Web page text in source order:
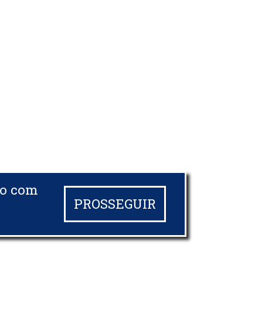
com
PROSSEGUIR